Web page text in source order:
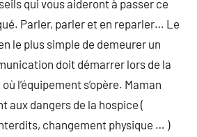
qui vous aideront à passer ce
Parler, parler et en reparler… Le
le plus simple de demeurer un
doit démarrer lors de la
l’équipement s’opère. Maman
aux dangers de la hospice (
changement physique … )